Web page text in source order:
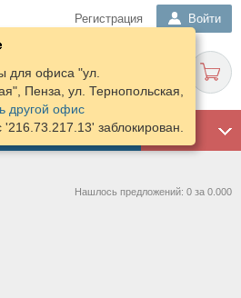
Регистрация Войти
ГАРАЖ
для офиса "ул.
Пенза, ул. Тернопольская,
другой офис
заблокирован.
Нашлось предложений: 0 за 0.000